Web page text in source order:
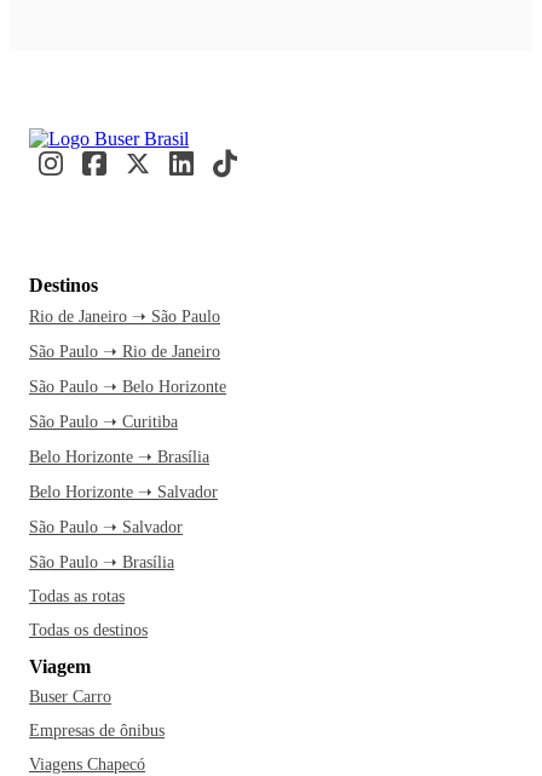
Destinos
Rio de Janeiro ➝ São Paulo
São Paulo ➝ Rio de Janeiro
São Paulo ➝ Belo Horizonte
São Paulo ➝ Curitiba
Belo Horizonte ➝ Brasília
Belo Horizonte ➝ Salvador
São Paulo ➝ Salvador
São Paulo ➝ Brasília
Todas as rotas
Todas os destinos
Viagem
Buser Carro
Empresas de ônibus
Viagens Chapecó